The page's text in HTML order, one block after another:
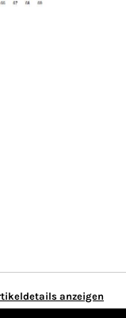
anzeigen